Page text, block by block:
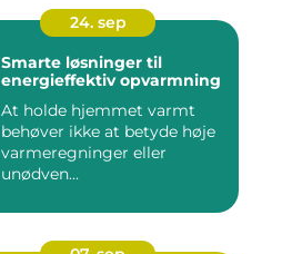
24. sep
Smarte løsninger til
energieffektiv opvarmning
At holde hjemmet varmt
behøver ikke at betyde høje
varmeregninger eller
unødven...